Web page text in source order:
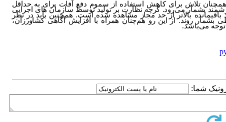
تلاش برای کاهش استفاده از سموم دفع آفات برای به حداقل
بشمار می‌رود. گرچه نظارت بر تولید توسط سازمان های اجرایی
بالاتر از حد مجاز مشاهده شده است. هم‌چنین باید در نظر
روند. از این رو هم‌چنان همراه با افزایش آگاهی کشاورزان،
می‌باشد.
شما: